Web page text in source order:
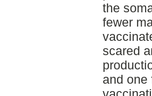
the
fewer
scared
and one